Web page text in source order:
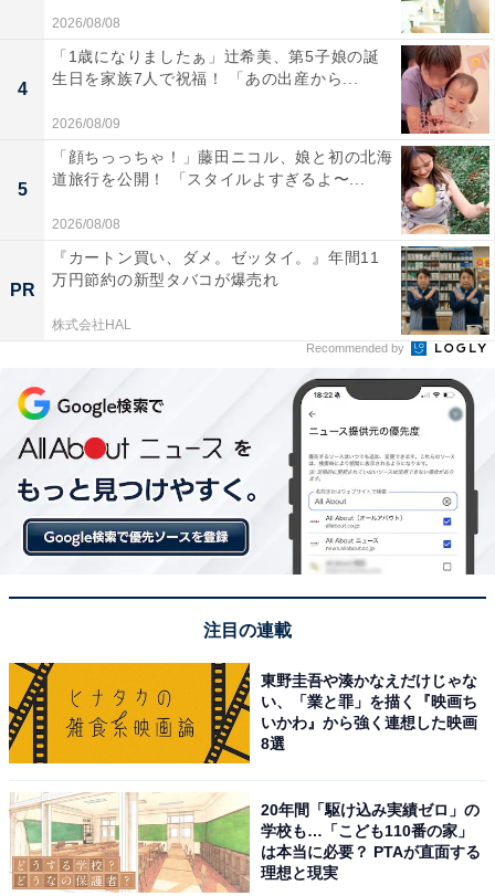
2026/08/08
4
「1歳になりましたぁ」辻希美、第5子娘の誕
生日を家族7人で祝福！ 「あの出産から...
2026/08/09
5
「顔ちっっちゃ！」藤田ニコル、娘と初の北海
道旅行を公開！ 「スタイルよすぎるよ〜...
2026/08/08
PR
『カートン買い、ダメ。ゼッタイ。』年間11
万円節約の新型タバコが爆売れ
株式会社HAL
Recommended by
注目の連載
東野圭吾や湊かなえだけじゃな
い、「業と罪」を描く『映画ち
いかわ』から強く連想した映画
8選
20年間「駆け込み実績ゼロ」の
学校も…「こども110番の家」
は本当に必要？ PTAが直面する
理想と現実